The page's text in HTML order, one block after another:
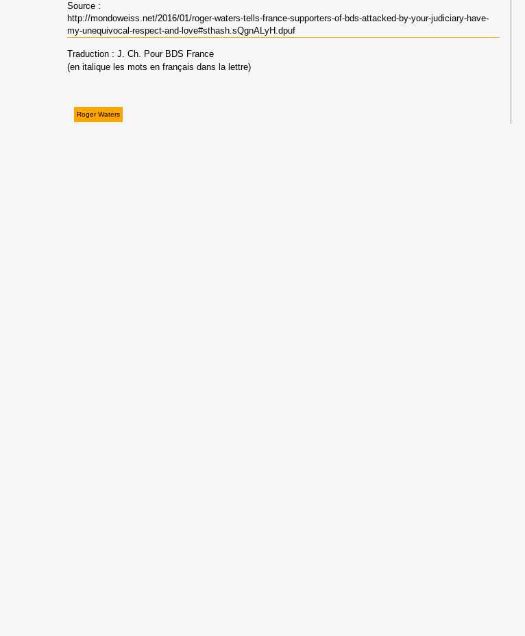
Source :
http://mondoweiss.net/2016/01/roger-waters-tells-france-supporters-of-bds-attacked-by-your-judiciary-have-
my-unequivocal-respect-and-love#sthash.sQgnALyH.dpuf
Traduction : J. Ch. Pour BDS France
(en italique les mots en français dans la lettre)
Roger Waters